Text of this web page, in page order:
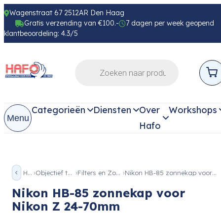
Wagenstraat 67 2512AR Den Haag
Gratis verzending van €100.-
7 dagen per week geopend
klantbeoordeling: 4.3/5
Menu
Categorieën Diensten
Over
Hafo
Workshops
Home Objectief toebehoren Filters en Zonnekappen Nikon HB-85 zonnekap voor Nikon Z 24-70mm
Nikon HB-85 zonnekap voor
Nikon Z 24-70mm